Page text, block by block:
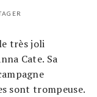
très joli
Cate. Sa
sont trompeuse.